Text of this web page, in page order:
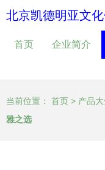
北京凯德明亚文
首页 企业简介
当前位置： 首页 > 产品
雅之选